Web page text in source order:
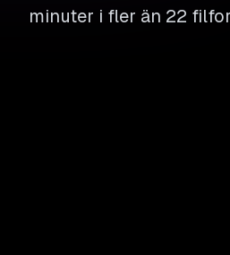
minuter i fler än 22